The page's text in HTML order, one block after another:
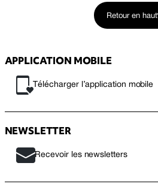
Retour en haut
APPLICATION MOBILE
Télécharger l’application mobile
NEWSLETTER
Recevoir les newsletters